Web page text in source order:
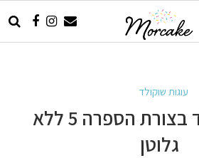
עוגות שוקולד
עוגת שוקולד בצורת הספרה 5 ללא
גלוטן